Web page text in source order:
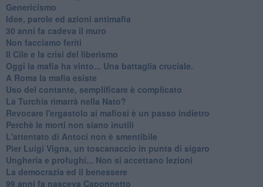
Genericismo
Idee, parole ed azioni antimafia
30 anni fa cadeva il muro
Non facciamo feriti
Il Cile e la crisi del liberismo
Oggi la mafia ha vinto... Una battaglia cruciale.
A Roma la mafia esiste
Uso del contante, semplificare è complicato
La Turchia rimarrà nella Nato?
Revocare l'ergastolo ai mafiosi è un passo indietro
Perchè le morti non siano inutili
L'attentato di Antoci non è smentibile
Pier Luigi Vigna, un toscanaccio in punta di sigaro
Ungheria e profughi... Non si accettano lezioni
La democrazia ed il benessere
99 anni fa nasceva Caponnetto